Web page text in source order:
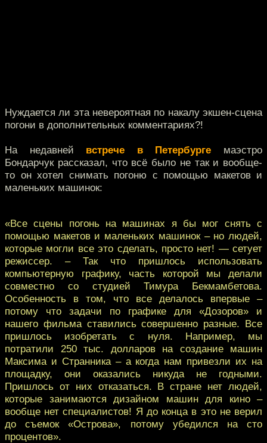
Нуждается ли эта невероятная по накалу экшен-сцена
погони в дополнительных комментариях?!
На недавней встрече в Петербурге маэстро
Бондарчук рассказал, что всё было не так и вообще-
то он хотел снимать погоню с помощью макетов и
маленьких машинок:
«Все сцены погонь на машинах я бы мог снять с
помощью макетов и маленьких машинок – но людей,
которые могли все это сделать, просто нет! — сетует
режиссер. – Так что пришлось использовать
компьютерную графику, часть которой мы делали
совместно со студией Тимура Бекмамбетова.
Особенность в том, что все делалось впервые –
потому что задачи по графике для «Дозоров» и
нашего фильма ставились совершенно разные. Все
пришлось изобретать с нуля. Например, мы
потратили 250 тыс. долларов на создание машин
Максима и Странника – а когда нам привезли их на
площадку, они оказались никуда не годными.
Пришлось от них отказаться. В стране нет людей,
которые занимаются дизайном машин для кино –
вообще нет специалистов! Я до конца в это не верил
до съемок «Острова», потому убедился на сто
процентов».